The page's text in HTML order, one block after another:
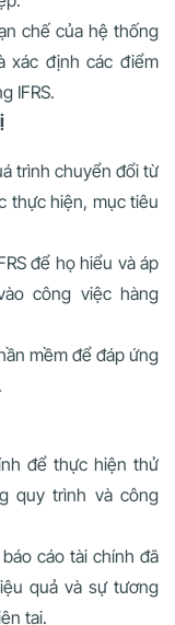
chế của hệ thống
xác định các điểm
IFRS.
trình chuyển đổi từ
thực hiện, mục tiêu
để họ hiểu và áp
công việc hàng
mềm để đáp ứng
để thực hiện thử
quy trình và công
cáo tài chính đã
quả và sự tương
tại.